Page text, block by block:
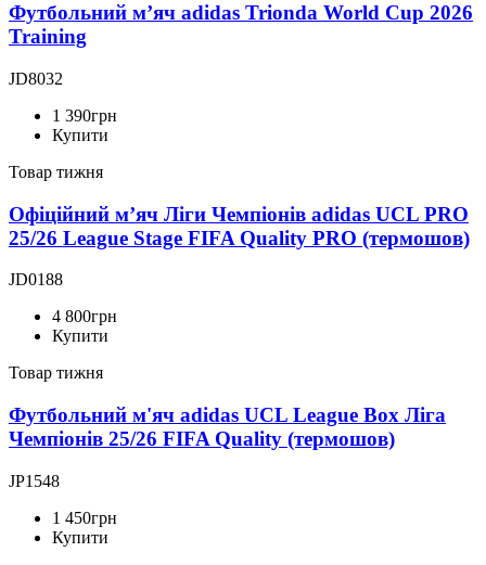
Футбольний м’яч adidas Trionda World Cup 2026
Training
JD8032
1 390грн
Купити
Товар тижня
Офіційний мʼяч Ліги Чемпіонів adidas UCL PRO
25/26 League Stage FIFA Quality PRO (термошов)
JD0188
4 800грн
Купити
Товар тижня
Футбольний м'яч adidas UCL League Box Ліга
Чемпіонів 25/26 FIFA Quality (термошов)
JP1548
1 450грн
Купити